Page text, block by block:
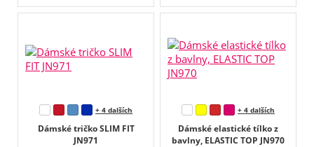
Dámské tričko SLIM FIT
JN971
+ 4 dalších
Dámské elastické tílko z
bavlny, ELASTIC TOP JN970
+ 4 dalších